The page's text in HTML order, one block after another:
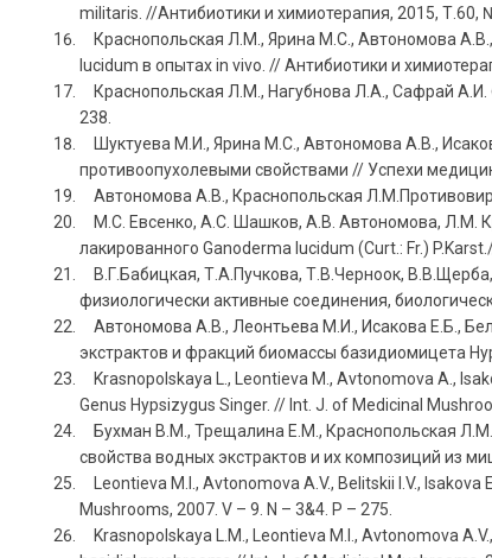
militaris. //Антибиотики и химиотерапия, 2015, Т.60,
Краснопольская Л.М., Ярина М.С., Автономова
lucidum в опытах in vivo. // Антибиотики и
Краснопольская Л.М., Нагубнова Л.А., Сафрай А.И.
238.
Шуктуева М.И., Ярина М.С., Автономова А.В.,
противоопухолевыми свойствами // Успехи
Автономова А.В., Краснопольская
М.С. Евсенко, А.С. Шашков, А.В. Автономова, Л.М.
лакированного Ganoderma lucidum (Curt.: Fr.)
В.Г.Бабицкая, Т.А.Пучкова, Т.В.Черноок,
физиологически активные соединения,
Автономова А.В., Леонтьева М.И., Исакова Е.Б.,
экстрактов и фракций биомассы базидиомицета
Krasnopolskaya L., Leontieva M., Avtonomova A.,
Genus Hypsizygus Singer. // Int. J. of Medicinal
Бухман В.М., Трещалина Е.М., Краснопольская
свойства водных экстрактов и их композиций из
Leontieva M.I., Avtonomova A.V., Belitskii I.V.,
Mushrooms, 2007. V – 9. N – 3&4. P – 275.
Krasnopolskaya L.M., Leontieva M.I., Avtonomova